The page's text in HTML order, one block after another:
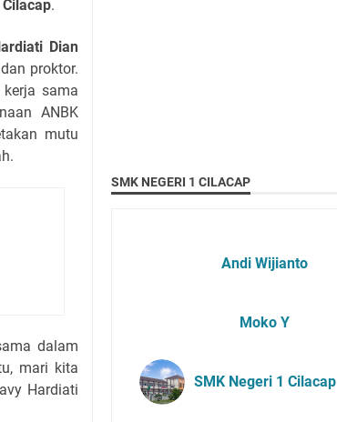
.
Dian
proktor.
sama
ANBK
mutu
dalam
mari kita
Hardiati
SMK NEGERI 1 CILACAP
Andi Wijianto
Moko Y
SMK Negeri 1 Cilacap